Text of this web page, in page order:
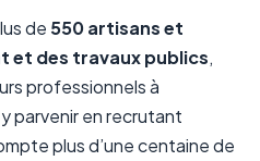
de 550 artisans et
et des travaux publics,
professionnels à
parvenir en recrutant
plus d’une centaine de